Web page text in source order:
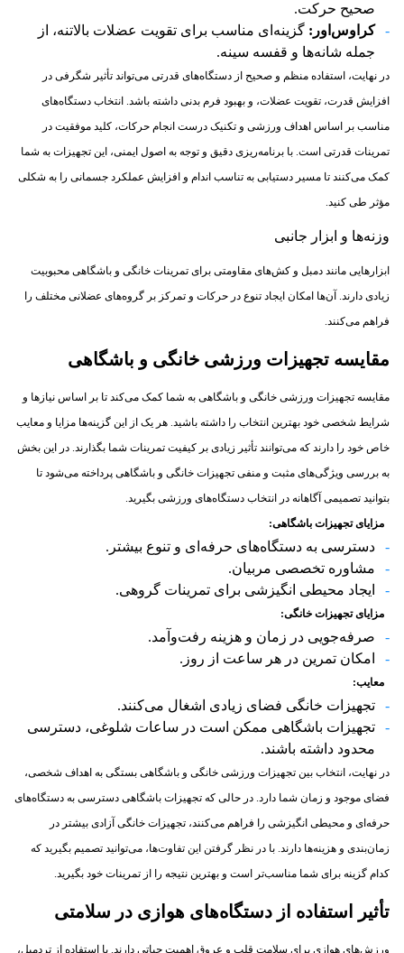
صحیح حرکت.
کراوس‌اور : گزینه‌ای مناسب برای تقویت عضلات بالاتنه، از
جمله شانه‌ها و قفسه سینه.
در نهایت، استفاده منظم و صحیح از دستگاه‌های قدرتی می‌تواند تأثیر شگرفی در
افزایش قدرت، تقویت عضلات، و بهبود فرم بدنی داشته باشد. انتخاب دستگاه‌های
مناسب بر اساس اهداف ورزشی و تکنیک درست انجام حرکات، کلید موفقیت در
تمرینات قدرتی است. با برنامه‌ریزی دقیق و توجه به اصول ایمنی، این تجهیزات به شما
کمک می‌کنند تا مسیر دستیابی به تناسب اندام و افزایش عملکرد جسمانی را به شکلی
مؤثر طی کنید.
وزنه‌ها و ابزار جانبی
ابزارهایی مانند دمبل و کش‌های مقاومتی برای تمرینات خانگی و باشگاهی محبوبیت
زیادی دارند. آن‌ها امکان ایجاد تنوع در حرکات و تمرکز بر گروه‌های عضلانی مختلف را
فراهم می‌کنند.
مقایسه تجهیزات ورزشی خانگی و باشگاهی
مقایسه تجهیزات ورزشی خانگی و باشگاهی به شما کمک می‌کند تا بر اساس نیازها و
شرایط شخصی خود بهترین انتخاب را داشته باشید. هر یک از این گزینه‌ها مزایا و معایب
خاص خود را دارند که می‌توانند تأثیر زیادی بر کیفیت تمرینات شما بگذارند. در این بخش
به بررسی ویژگی‌های مثبت و منفی تجهیزات خانگی و باشگاهی پرداخته می‌شود تا
بتوانید تصمیمی آگاهانه در انتخاب دستگاه‌های ورزشی بگیرید.
مزایای تجهیزات باشگاهی:
دسترسی به دستگاه‌های حرفه‌ای و تنوع بیشتر.
مشاوره تخصصی مربیان.
ایجاد محیطی انگیزشی برای تمرینات گروهی.
مزایای تجهیزات خانگی:
صرفه‌جویی در زمان و هزینه رفت‌وآمد.
امکان تمرین در هر ساعت از روز.
معایب:
تجهیزات خانگی فضای زیادی اشغال می‌کنند.
تجهیزات باشگاهی ممکن است در ساعات شلوغی، دسترسی
محدود داشته باشند.
در نهایت، انتخاب بین تجهیزات ورزشی خانگی و باشگاهی بستگی به اهداف شخصی،
فضای موجود و زمان شما دارد. در حالی که تجهیزات باشگاهی دسترسی به دستگاه‌های
حرفه‌ای و محیطی انگیزشی را فراهم می‌کنند، تجهیزات خانگی آزادی بیشتر در
زمان‌بندی و هزینه‌ها دارند. با در نظر گرفتن این تفاوت‌ها، می‌توانید تصمیم بگیرید که
کدام گزینه برای شما مناسب‌تر است و بهترین نتیجه را از تمرینات خود بگیرید.
تأثیر استفاده از دستگاه‌های هوازی در سلامتی
ورزش‌های هوازی برای سلامت قلب و عروق اهمیت حیاتی دارند. با استفاده از تردمیل،